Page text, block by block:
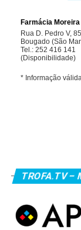
TROFA.TV –